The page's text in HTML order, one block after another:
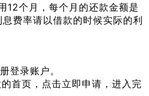
个月，每个月的还款金额是
费率请以借款的时候实际的利
登录账户。
首页，点击立即申请，进入完